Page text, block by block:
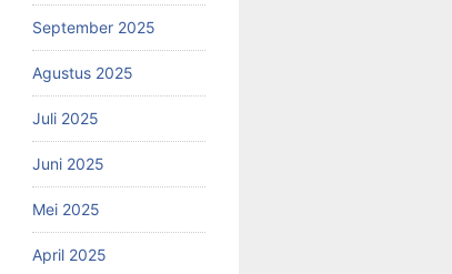
September 2025
Agustus 2025
Juli 2025
Juni 2025
Mei 2025
April 2025